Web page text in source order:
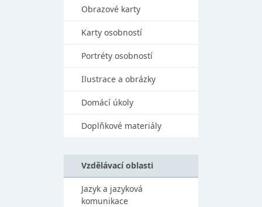
Obrazové karty
Karty osobností
Portréty osobností
Ilustrace a obrázky
Domácí úkoly
Doplňkové materiály
Vzdělávací oblasti
Jazyk a jazyková
komunikace